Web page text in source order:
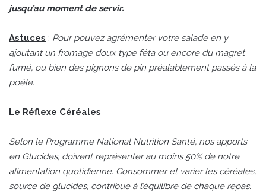
jusqu’au moment de servir.
Astuces : Pour pouvez agrémenter votre salade en y
ajoutant un fromage doux type féta ou encore du magret
fumé, ou bien des pignons de pin préalablement passés à la
poêle.
Le Réflexe Céréales
Selon le Programme National Nutrition Santé, nos apports
en Glucides, doivent représenter au moins 50% de notre
alimentation quotidienne. Consommer et varier les céréales,
source de glucides, contribue à l’équilibre de chaque repas.